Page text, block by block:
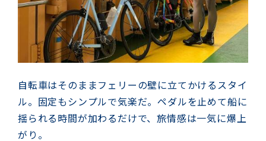
自転車はそのままフェリーの壁に立てかけるスタイ
ル。固定もシンプルで気楽だ。ペダルを止めて船に
揺られる時間が加わるだけで、旅情感は一気に爆上
がり。